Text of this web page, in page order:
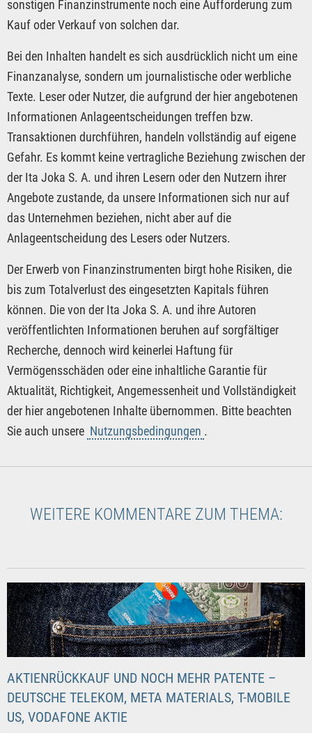
sonstigen Finanzinstrumente noch eine Aufforderung zum
Kauf oder Verkauf von solchen dar.
Bei den Inhalten handelt es sich ausdrücklich nicht um eine
Finanzanalyse, sondern um journalistische oder werbliche
Texte. Leser oder Nutzer, die aufgrund der hier angebotenen
Informationen Anlageentscheidungen treffen bzw.
Transaktionen durchführen, handeln vollständig auf eigene
Gefahr. Es kommt keine vertragliche Beziehung zwischen der
der Ita Joka S. A. und ihren Lesern oder den Nutzern ihrer
Angebote zustande, da unsere Informationen sich nur auf
das Unternehmen beziehen, nicht aber auf die
Anlageentscheidung des Lesers oder Nutzers.
Der Erwerb von Finanzinstrumenten birgt hohe Risiken, die
bis zum Totalverlust des eingesetzten Kapitals führen
können. Die von der Ita Joka S. A. und ihre Autoren
veröffentlichten Informationen beruhen auf sorgfältiger
Recherche, dennoch wird keinerlei Haftung für
Vermögensschäden oder eine inhaltliche Garantie für
Aktualität, Richtigkeit, Angemessenheit und Vollständigkeit
der hier angebotenen Inhalte übernommen. Bitte beachten
Sie auch unsere Nutzungsbedingungen .
WEITERE KOMMENTARE ZUM THEMA:
AKTIENRÜCKKAUF UND NOCH MEHR PATENTE –
DEUTSCHE TELEKOM, META MATERIALS, T-MOBILE
US, VODAFONE AKTIE